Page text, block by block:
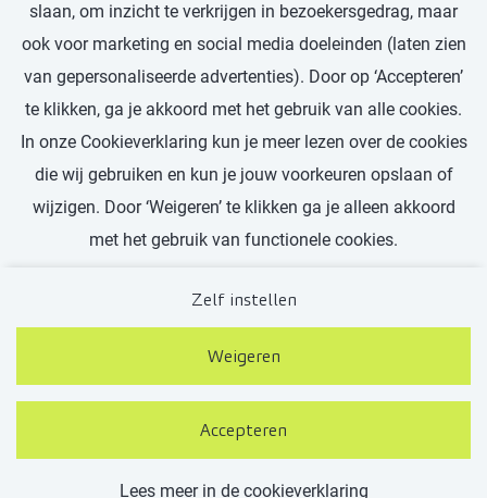
slaan, om inzicht te verkrijgen in bezoekersgedrag, maar
ook voor marketing en social media doeleinden (laten zien
van gepersonaliseerde advertenties). Door op ‘Accepteren’
te klikken, ga je akkoord met het gebruik van alle cookies.
In onze Cookieverklaring kun je meer lezen over de cookies
die wij gebruiken en kun je jouw voorkeuren opslaan of
wijzigen. Door ‘Weigeren’ te klikken ga je alleen akkoord
met het gebruik van functionele cookies.
Zelf instellen
Weigeren
Accepteren
Lees meer in de cookieverklaring
Ontdek meer vacatures
Privacy